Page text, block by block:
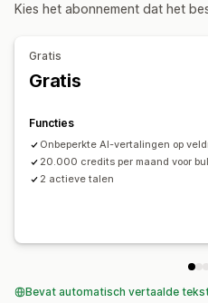
Vertaling van afbeeldingen
Professionele vertaling
Kies het abonnement dat het
Gratis
Gratis
Functies
Onbeperkte AI-vertalingen op
20.000 credits per maand voor
2 actieve talen
Bevat automatisch vertaalde